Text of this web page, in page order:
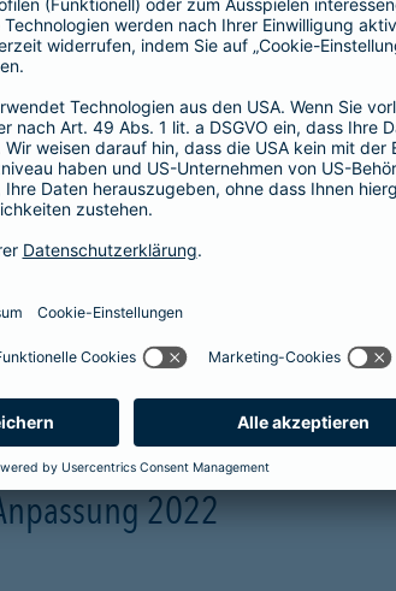
für die Katze
im Krankheitsfall umfassend abgesichert
Vergleich hier aufgelistet. Sie erhalten
2022